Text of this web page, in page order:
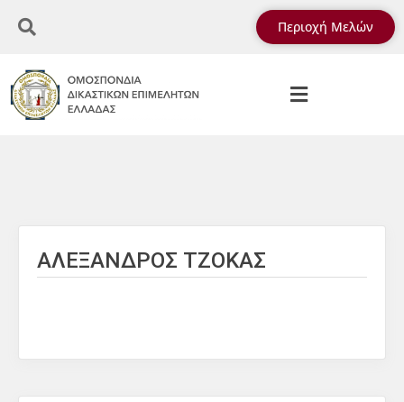
Περιοχή Μελών
ΑΛΕΞΑΝΔΡΟΣ ΤΖΟΚΑΣ